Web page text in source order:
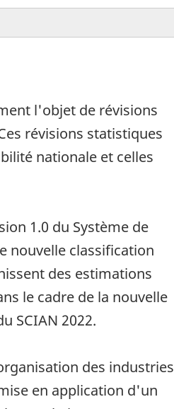
l'objet de révisions
révisions statistiques
nationale et celles
1.0 du Système de
nouvelle classification
des estimations
le cadre de la nouvelle
SCIAN 2022.
des industries
en application d'un